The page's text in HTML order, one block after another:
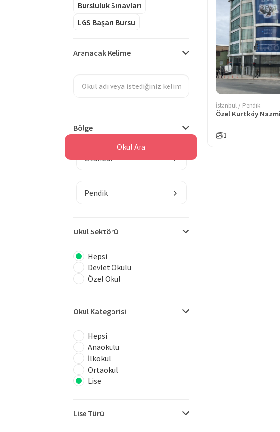
Bursluluk Sınavları
LGS Başarı Bursu
Aranacak Kelime
Bölge
İstanbul
Pendik
Okul Sektörü
Hepsi
Devlet Okulu
Özel Okul
Okul Kategorisi
Hepsi
Anaokulu
İlkokul
Ortaokul
Lise
Lise Türü
Okul Ara
İstanbul / Pendik
1